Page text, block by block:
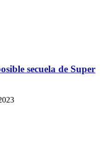
secuela de Super